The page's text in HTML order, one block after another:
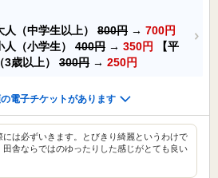
人（中学生以上） 800円 → 700円
人（小学生） 400円 → 350円
【平
3歳以上） 300円 → 250円
電子チケットがあります
には必ずいきます。とびきり綺麗というわけで
田舎ならではのゆったりした感じがとても良い